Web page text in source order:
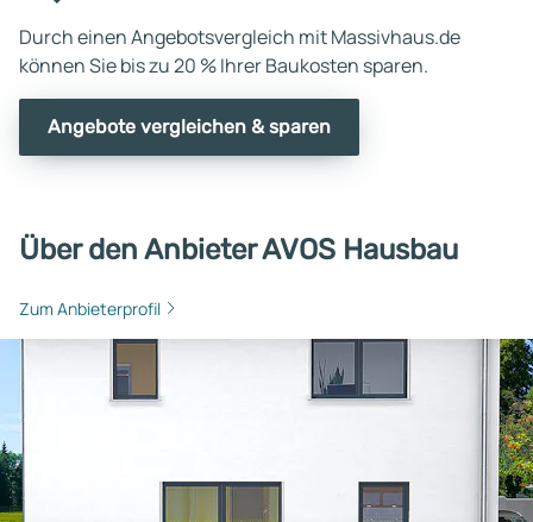
Durch einen Angebotsvergleich mit Massivhaus.de
können Sie bis zu 20 % Ihrer Baukosten sparen.
Angebote vergleichen & sparen
Über den Anbieter AVOS Hausbau
Zum Anbieterprofil